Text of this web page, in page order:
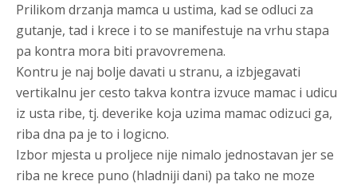
Prilikom drzanja mamca u ustima, kad se odluci za
gutanje, tad i krece i to se manifestuje na vrhu stapa
pa kontra mora biti pravovremena.
Kontru je naj bolje davati u stranu, a izbjegavati
vertikalnu jer cesto takva kontra izvuce mamac i udicu
iz usta ribe, tj. deverike koja uzima mamac odizuci ga,
riba dna pa je to i logicno.
Izbor mjesta u proljece nije nimalo jednostavan jer se
riba ne krece puno (hladniji dani) pa tako ne moze